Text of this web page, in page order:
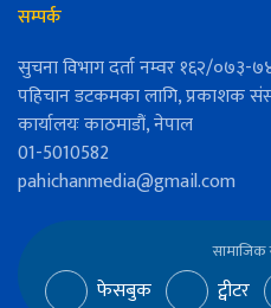
सम्पर्क
सुचना विभाग दर्ता नम्वर १६२/०७३-
पहिचान डटकमका लागि, प्रकाशक
कार्यालयः काठमाडौं, नेपाल
01-5010582
pahichanmedia@gmail.com
फेसबुक ट्वीटर